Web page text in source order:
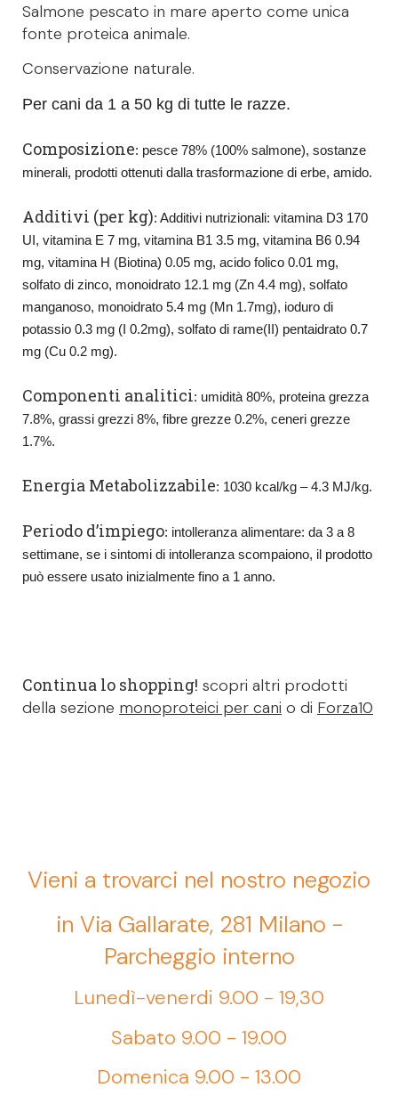
Salmone pescato in mare aperto come unica
fonte proteica animale.
Conservazione naturale.
Per cani da 1 a 50 kg di tutte le razze.
Composizione: pesce 78% (100% salmone), sostanze
minerali, prodotti ottenuti dalla trasformazione di erbe, amido.
Additivi (per kg): Additivi nutrizionali: vitamina D3 170
UI, vitamina E 7 mg, vitamina B1 3.5 mg, vitamina B6 0.94
mg, vitamina H (Biotina) 0.05 mg, acido folico 0.01 mg,
solfato di zinco, monoidrato 12.1 mg (Zn 4.4 mg), solfato
manganoso, monoidrato 5.4 mg (Mn 1.7mg), ioduro di
potassio 0.3 mg (I 0.2mg), solfato di rame(II) pentaidrato 0.7
mg (Cu 0.2 mg).
Componenti analitici: umidità 80%, proteina grezza
7.8%, grassi grezzi 8%, fibre grezze 0.2%, ceneri grezze
1.7%.
Energia Metabolizzabile: 1030 kcal/kg – 4.3 MJ/kg.
Periodo d’impiego: intolleranza alimentare: da 3 a 8
settimane, se i sintomi di intolleranza scompaiono, il prodotto
può essere usato inizialmente fino a 1 anno.
Continua lo shopping! scopri altri prodotti
della sezione monoproteici per cani o di Forza10
Vieni a trovarci nel nostro negozio
in Via Gallarate, 281 Milano -
Parcheggio interno
Lunedì-venerdi 9.00 - 19,30
Sabato 9.00 - 19.00
Domenica 9.00 - 13.00